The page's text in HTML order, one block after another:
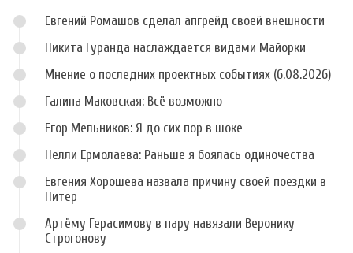
Евгений Ромашов сделал апгрейд своей внешности
Никита Гуранда наслаждается видами Майорки
Мнение о последних проектных событиях (6.08.2026)
Галина Маковская: Всё возможно
Егор Мельников: Я до сих пор в шоке
Нелли Ермолаева: Раньше я боялась одиночества
Евгения Хорошева назвала причину своей поездки в
Питер
Артёму Герасимову в пару навязали Веронику
Строгонову